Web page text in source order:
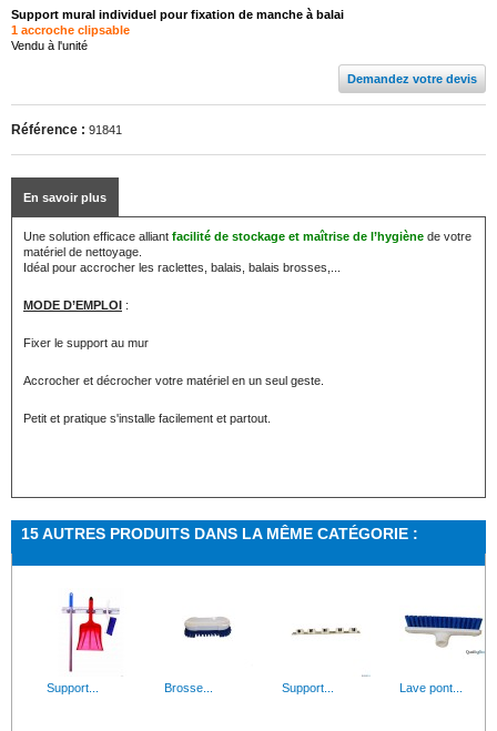
Support mural individuel pour fixation de manche à balai
1 accroche clipsable
Vendu à l'unité
Demandez votre devis
Référence : 91841
En savoir plus
Une solution efficace alliant facilité de stockage et maîtrise de l’hygiène de votre
matériel de nettoyage.
Idéal pour accrocher les raclettes, balais, balais brosses,...
MODE D’EMPLOI :
Fixer le support au mur
Accrocher et décrocher votre matériel en un seul geste.
Petit et pratique s'installe facilement et partout.
15 AUTRES PRODUITS DANS LA MÊME CATÉGORIE :
Support... Brosse... Support... Lave pont...